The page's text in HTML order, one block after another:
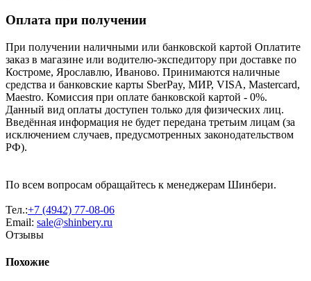
Оплата при получении
При получении наличными или банковской картой Оплатите
заказ в магазине или водителю-экспедитору при доставке по
Костроме, Ярославлю, Иваново. Принимаются наличные
средства и банковские карты SberPay, МИР, VISA, Mastercard,
Maestro. Комиссия при оплате банковской картой - 0%.
Данный вид оплаты доступен только для физических лиц.
Введённая информация не будет передана третьим лицам (за
исключением случаев, предусмотренных законодательством
РФ).
По всем вопросам обращайтесь к менеджерам Шинбери.
Тел.:+7 (4942) 77-08-06
Email: sale@shinbery.ru
Отзывы
Похожие